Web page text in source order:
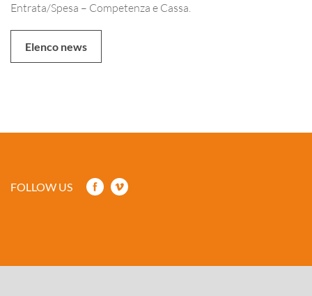
Entrata/Spesa – Competenza e Cassa.
Elenco news
FOLLOW US